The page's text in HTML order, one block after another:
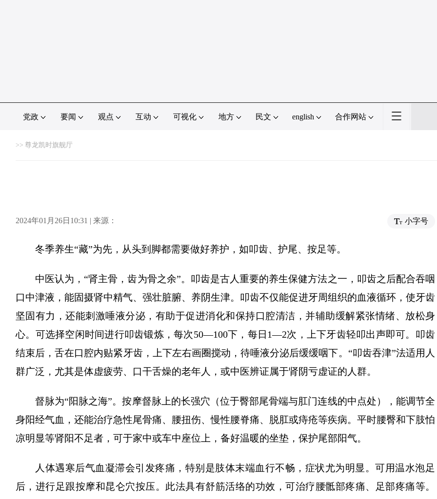
党政 要闻 观点 互动 可视化 地方 民文 english 合作网站
>> 尊龙凯时旗舰厅
2024年01月26日10:31 | 来源： 小字号
冬季养生“藏”为先，从头到脚都需要做好养护，如叩齿、护尾、按足等。
中医认为，“肾主骨，齿为骨之余”。叩齿是古人重要的养生保健方法之一，叩齿之后配合吞咽
口中津液，能固摄肾中精气、强壮脏腑、养阴生津。叩齿不仅能促进牙周组织的血液循环，使牙齿
坚固有力，还能刺激唾液分泌，有助于促进消化和保持口腔清洁，并辅助缓解紧张情绪、放松身
心。可选择空闲时间进行叩齿锻炼，每次50—100下，每日1—2次，上下牙齿轻叩出声即可。叩齿
结束后，舌在口腔内贴紧牙齿，上下左右画圈搅动，待唾液分泌后缓缓咽下。“叩齿吞津”法适用人
群广泛，尤其是体虚疲劳、口干舌燥的老年人，或中医辨证属于肾阴亏虚证的人群。
督脉为“阳脉之海”。按摩督脉上的长强穴（位于臀部尾骨端与肛门连线的中点处），能调节全
身阳经气血，还能治疗急性尾骨痛、腰扭伤、慢性腰脊痛、脱肛或痔疮等疾病。平时腰臀和下肢怕
凉明显等肾阳不足者，可于家中或车中座位上，备好温暖的坐垫，保护尾部阳气。
人体遇寒后气血凝滞会引发疼痛，特别是肢体末端血行不畅，症状尤为明显。可用温水泡足
后，进行足跟按摩和昆仑穴按压。此法具有舒筋活络的功效，可治疗腰骶部疼痛、足部疼痛等。